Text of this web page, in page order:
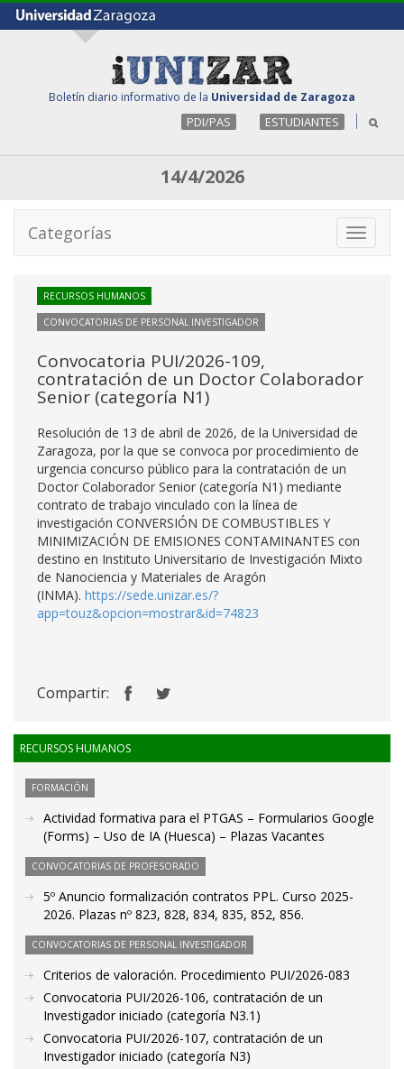
Boletín diario informativo de la Universidad de Zaragoza
PDI/PAS ESTUDIANTES
14/4/2026
Toggle
Categorías
RECURSOS HUMANOS
CONVOCATORIAS DE PERSONAL INVESTIGADOR
Convocatoria PUI/2026-109,
contratación de un Doctor Colaborador
Senior (categoría N1)
Resolución de 13 de abril de 2026, de la Universidad de
Zaragoza, por la que se convoca por procedimiento de
urgencia concurso público para la contratación de un
Doctor Colaborador Senior (categoría N1) mediante
contrato de trabajo vinculado con la línea de
investigación CONVERSIÓN DE COMBUSTIBLES Y
MINIMIZACIÓN DE EMISIONES CONTAMINANTES con
destino en Instituto Universitario de Investigación Mixto
de Nanociencia y Materiales de Aragón
(INMA). https://sede.unizar.es/?
app=touz&opcion=mostrar&id=74823
Compartir:
RECURSOS HUMANOS
FORMACIÓN
Actividad formativa para el PTGAS – Formularios Google
(Forms) – Uso de IA (Huesca) – Plazas Vacantes
CONVOCATORIAS DE PROFESORADO
5º Anuncio formalización contratos PPL. Curso 2025-
2026. Plazas nº 823, 828, 834, 835, 852, 856.
CONVOCATORIAS DE PERSONAL INVESTIGADOR
Criterios de valoración. Procedimiento PUI/2026-083
Convocatoria PUI/2026-106, contratación de un
Investigador iniciado (categoría N3.1)
Convocatoria PUI/2026-107, contratación de un
Investigador iniciado (categoría N3)